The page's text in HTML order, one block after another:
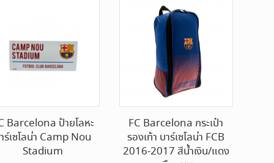
Barcelona ป้ายโลหะ
ร์เซโลน่า Camp Nou
Stadium
FC Barcelona กระเป๋า
รองเท้า บาร์เซโลน่า FCB
2016-2017 สีน้ำเงิน/แดง